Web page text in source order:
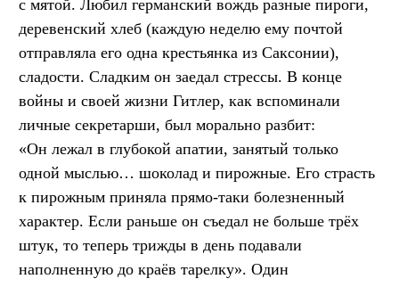
с мятой. Любил германский вождь разные пироги,
деревенский хлеб (каждую неделю ему почтой
отправляла его одна крестьянка из Саксонии),
сладости. Сладким он заедал стрессы. В конце
войны и своей жизни Гитлер, как вспоминали
личные секретарши, был морально разбит:
«Он лежал в глубокой апатии, занятый только
одной мыслью… шоколад и пирожные. Его страсть
к пирожным приняла прямо-таки болезненный
характер. Если раньше он съедал не больше трёх
штук, то теперь трижды в день подавали
наполненную до краёв тарелку». Один